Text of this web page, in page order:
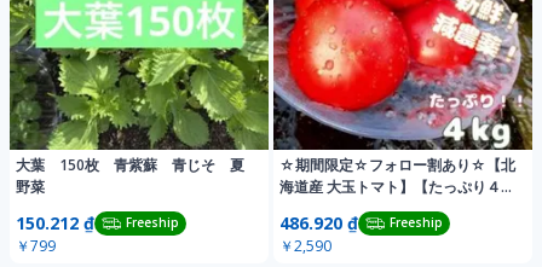
大葉 150枚 青紫蘇 青じそ 夏
野菜
150.212 ₫ Freeship
￥799
☆期間限定☆フォロー割あり☆【北
海道産 大玉トマト】【たっぷり４
486.920 ₫ Freeship
￥2,590